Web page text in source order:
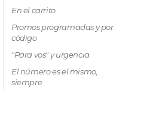
En el carrito
Promos programadas y por
código
"Para vos" y urgencia
El número es el mismo,
siempre